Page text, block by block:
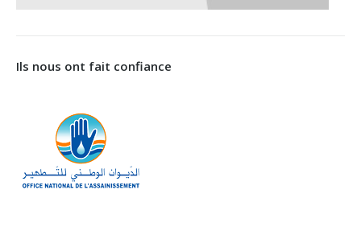
Ils nous ont fait confiance